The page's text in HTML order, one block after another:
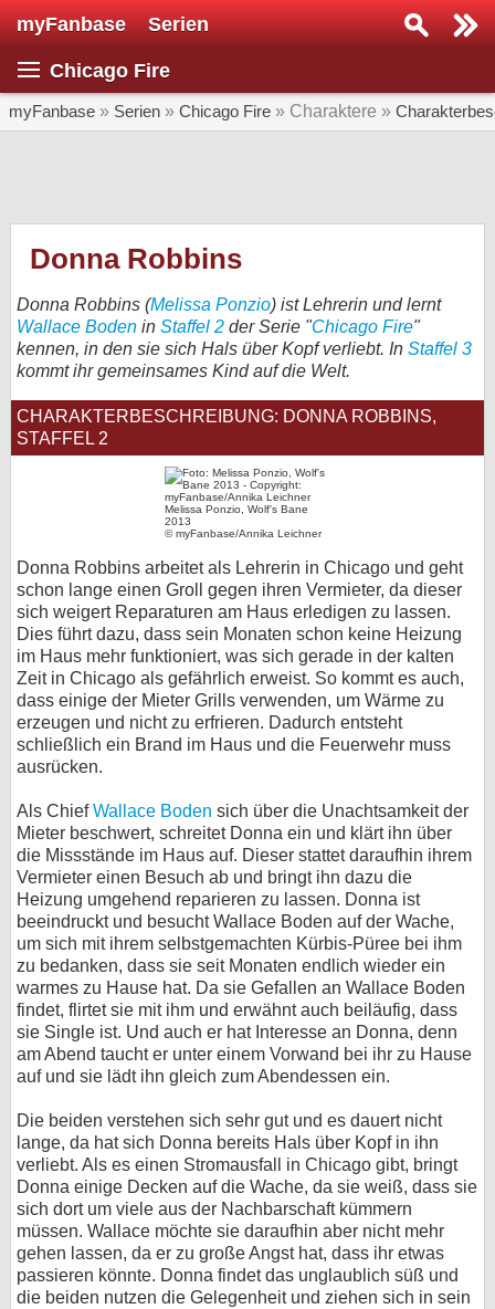
myFanbase Serien
Chicago Fire
myFanbase » Serien » Chicago Fire » Charaktere »
Donna Robbins
Donna Robbins (Melissa Ponzio) ist Lehrerin und lernt
Wallace Boden in Staffel 2 der Serie "Chicago Fire"
kennen, in den sie sich Hals über Kopf verliebt. In Staffel 3
kommt ihr gemeinsames Kind auf die Welt.
CHARAKTERBESCHREIBUNG: DONNA ROBBINS,
STAFFEL 2
Melissa Ponzio, Wolf's Bane
2013
© myFanbase/Annika Leichner
Donna Robbins arbeitet als Lehrerin in Chicago und geht
schon lange einen Groll gegen ihren Vermieter, da dieser
sich weigert Reparaturen am Haus erledigen zu lassen.
Dies führt dazu, dass sein Monaten schon keine Heizung
im Haus mehr funktioniert, was sich gerade in der kalten
Zeit in Chicago als gefährlich erweist. So kommt es auch,
dass einige der Mieter Grills verwenden, um Wärme zu
erzeugen und nicht zu erfrieren. Dadurch entsteht
schließlich ein Brand im Haus und die Feuerwehr muss
ausrücken.
Als ChiefWallace Boden sich über die Unachtsamkeit der
Mieter beschwert, schreitet Donna ein und klärt ihn über
die Missstände im Haus auf. Dieser stattet daraufhin ihrem
Vermieter einen Besuch ab und bringt ihn dazu die
Heizung umgehend reparieren zu lassen. Donna ist
beeindruckt und besucht Wallace Boden auf der Wache,
um sich mit ihrem selbstgemachten Kürbis-Püree bei ihm
zu bedanken, dass sie seit Monaten endlich wieder ein
warmes zu Hause hat. Da sie Gefallen an Wallace Boden
findet, flirtet sie mit ihm und erwähnt auch beiläufig, dass
sie Single ist. Und auch er hat Interesse an Donna, denn
am Abend taucht er unter einem Vorwand bei ihr zu Hause
auf und sie lädt ihn gleich zum Abendessen ein.
Die beiden verstehen sich sehr gut und es dauert nicht
lange, da hat sich Donna bereits Hals über Kopf in ihn
verliebt. Als es einen Stromausfall in Chicago gibt, bringt
Donna einige Decken auf die Wache, da sie weiß, dass sie
sich dort um viele aus der Nachbarschaft kümmern
müssen. Wallace möchte sie daraufhin aber nicht mehr
gehen lassen, da er zu große Angst hat, dass ihr etwas
passieren könnte. Donna findet das unglaublich süß und
die beiden nutzen die Gelegenheit und ziehen sich in sein
Serie suchen...
SERIEN
KULTUR
Specials
Forum
bei X
bei Facebook
Kontakt
Nutzungsbedingungen
Datenschutz
Impressum
Desktop-Ansicht
myFanbase